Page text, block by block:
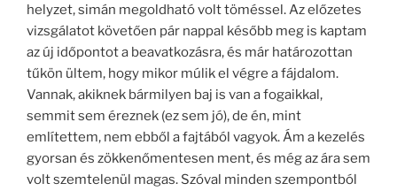
helyzet, simán megoldható volt töméssel. Az előzetes
vizsgálatot követően pár nappal később meg is kaptam
az új időpontot a beavatkozásra, és már határozottan
tűkön ültem, hogy mikor múlik el végre a fájdalom.
Vannak, akiknek bármilyen baj is van a fogaikkal,
semmit sem éreznek (ez sem jó), de én, mint
említettem, nem ebből a fajtából vagyok. Ám a kezelés
gyorsan és zökkenőmentesen ment, és még az ára sem
volt szemtelenül magas. Szóval minden szempontból